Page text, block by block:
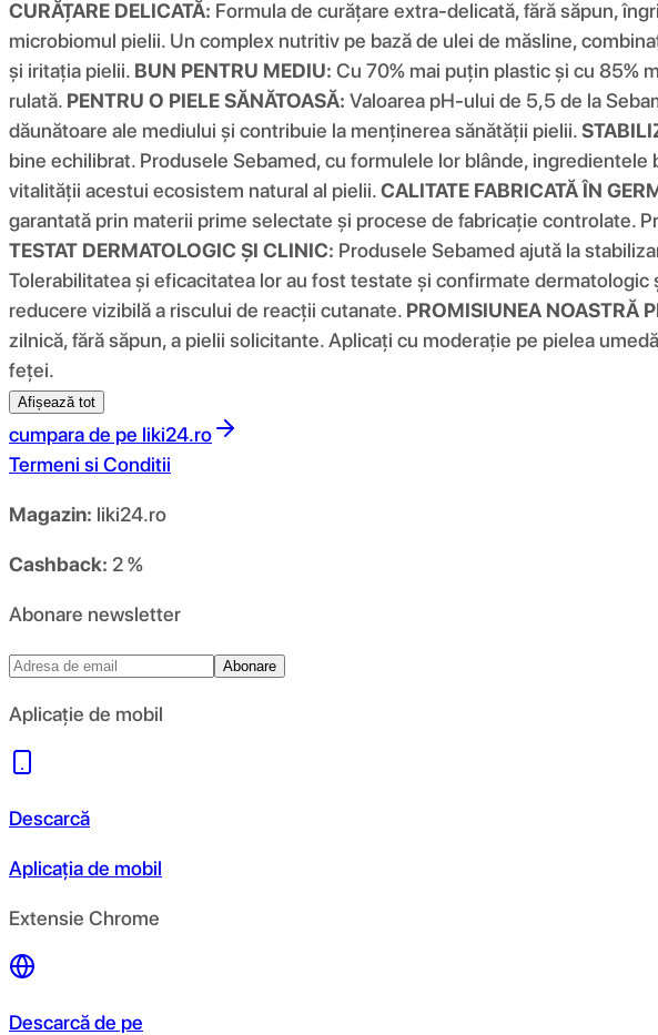
CURĂȚARE DELICATĂ: Formula de curățare extra-delicată, fără săpun,
microbiomul pielii. Un complex nutritiv pe bază de ulei de măsline,
și iritația pielii. BUN PENTRU MEDIU: Cu 70% mai puțin plastic și cu 85%
rulată. PENTRU O PIELE SĂNĂTOASĂ: Valoarea pH-ului de 5,5 de la
dăunătoare ale mediului și contribuie la menținerea sănătății pielii.
bine echilibrat. Produsele Sebamed, cu formulele lor blânde,
vitalității acestui ecosistem natural al pielii.CALITATE FABRICATĂ ÎN
garantată prin materii prime selectate și procese de fabricație controlate.
TESTAT DERMATOLOGIC ȘI CLINIC: Produsele Sebamed ajută la
Tolerabilitatea și eficacitatea lor au fost testate și confirmate
reducere vizibilă a riscului de reacții cutanate. PROMISIUNEA NOASTRĂ
zilnică, fără săpun, a pielii solicitante. Aplicați cu moderație pe pielea
feței.
Afișează tot
cumpara de pe liki24.ro
Termeni si Conditii
Magazin: liki24.ro
Cashback: 2 %
Abonare newsletter
Abonare
Aplicație de mobil
Descarcă
Aplicația de mobil
Extensie Chrome
Descarcă de pe